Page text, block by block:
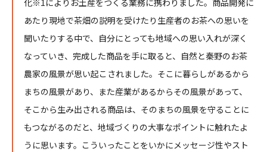
化※1によりお土産をつくる業務に携わりました。商品開発に
あたり現地で茶畑の説明を受けたり生産者のお茶への思いを
聞いたりする中で、自分にとっても地域への思い入れが深く
なっていき、完成した商品を手に取ると、自然と秦野のお茶
農家の風景が思い起こされました。そこに暮らしがあるから
まちの風景があり、また産業があるからその風景があって、
そこから生み出される商品は、そのまちの風景を守ることに
もつながるのだと、地域づくりの大事なポイントに触れたよ
うに思います。こういったことをいかにメッセージ性やスト